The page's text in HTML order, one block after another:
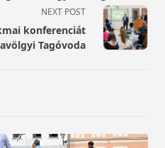
NEXT POST
konferenciát
Tagóvoda